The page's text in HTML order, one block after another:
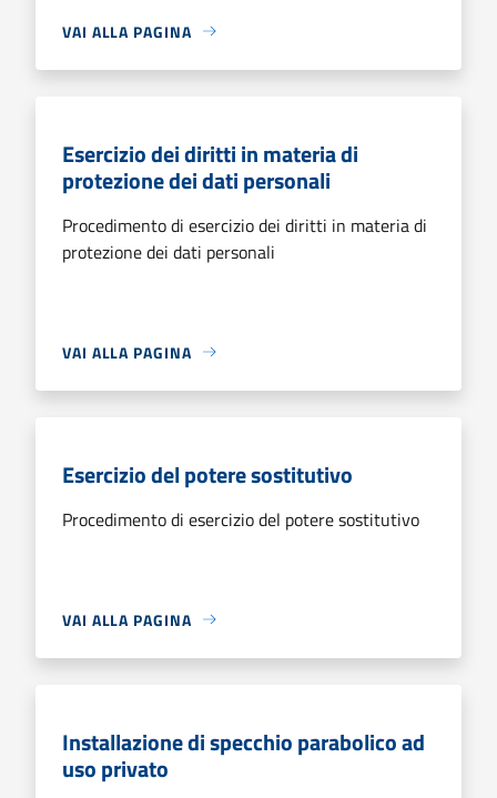
VAI ALLA PAGINA
Esercizio dei diritti in materia di
protezione dei dati personali
Procedimento di esercizio dei diritti in materia di
protezione dei dati personali
VAI ALLA PAGINA
Esercizio del potere sostitutivo
Procedimento di esercizio del potere sostitutivo
VAI ALLA PAGINA
Installazione di specchio parabolico ad
uso privato